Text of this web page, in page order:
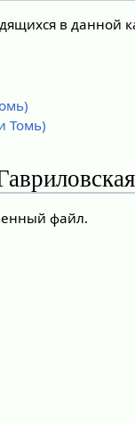
в данной
Томь)
файл.